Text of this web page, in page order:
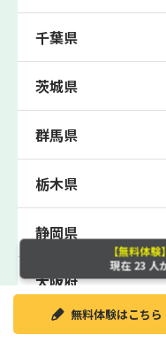
実施。
堺東近くの塾・個別指導塾。大
績アップの塾・個別指導塾なら「
堺東校の住所は大阪府堺市堺区
堺東校は地域の評判を呼び、堺
らもお問合わせをいただいてお
千葉県
茨城県
群馬県
栃木県
静岡県
大阪府
新潟県
【無料体
現在23人
無料体験はこちら